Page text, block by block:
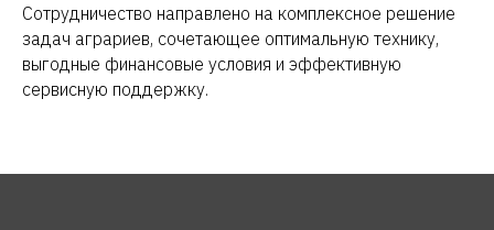
Сотрудничество направлено на комплексное решение
задач аграриев, сочетающее оптимальную технику,
выгодные финансовые условия и эффективную
сервисную поддержку.